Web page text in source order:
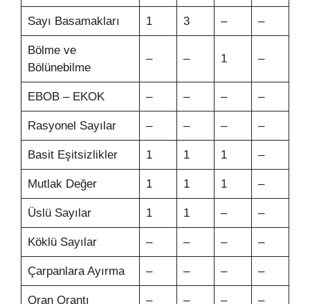
Sayı Basamakları 1 3 – –
Bölme ve
Bölünebilme
– – 1 –
EBOB – EKOK – – – –
Rasyonel Sayılar – – – –
Basit Eşitsizlikler 1 1 1 –
Mutlak Değer 1 1 1 –
Üslü Sayılar 1 1 – –
Köklü Sayılar – – – –
Çarpanlara Ayırma – – – –
Oran Orantı – – – –